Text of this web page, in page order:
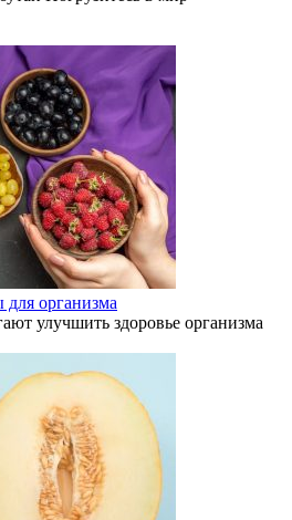
организма
улучшить здоровье организма